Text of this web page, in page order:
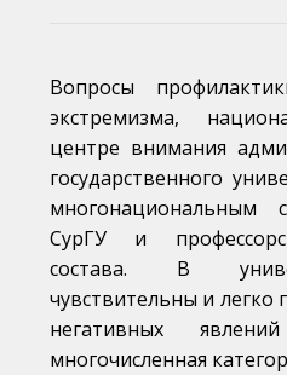
Вопросы
экстремизма,
центре внимания
государственного
многонациональным
СурГУ и
состава. В
чувствительны и
негативных
многочисленная